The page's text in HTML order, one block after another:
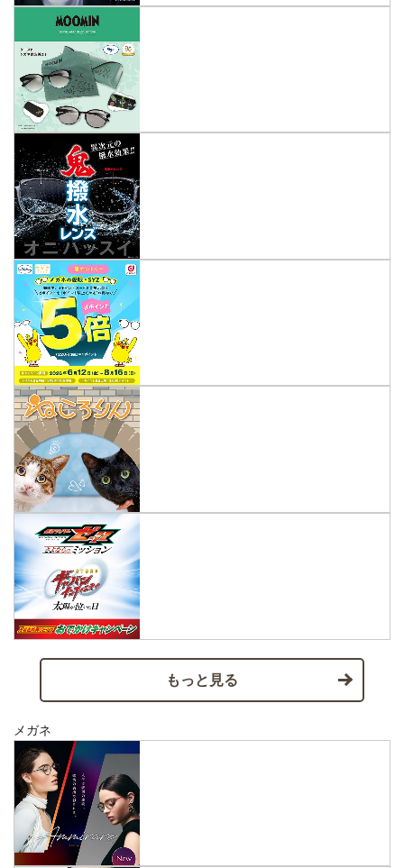
もっと見る
メガネ